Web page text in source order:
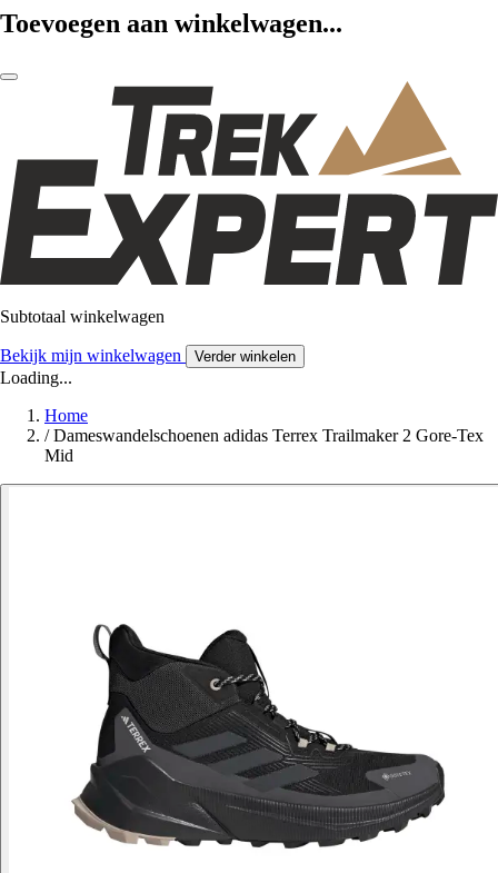
Toevoegen aan winkelwagen...
Subtotaal winkelwagen
Bekijk mijn winkelwagen Verder winkelen
Loading...
Home
/ Dameswandelschoenen adidas Terrex Trailmaker 2 Gore-Tex
Mid